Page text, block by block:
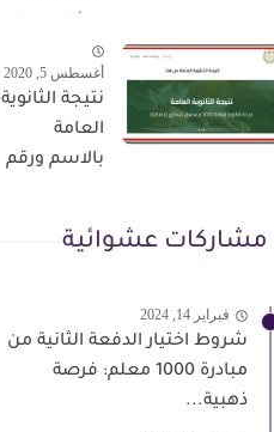
حمل من هنا
أغسطس 5, 2020
نتيجة الثانوية
العامة
بالاسم ورقم
مشاركات عشوائية
فبراير 14, 2024
شروط اختيار الدفعة الثانية من
مبادرة 1000 معلم: فرصة
ذهبية...